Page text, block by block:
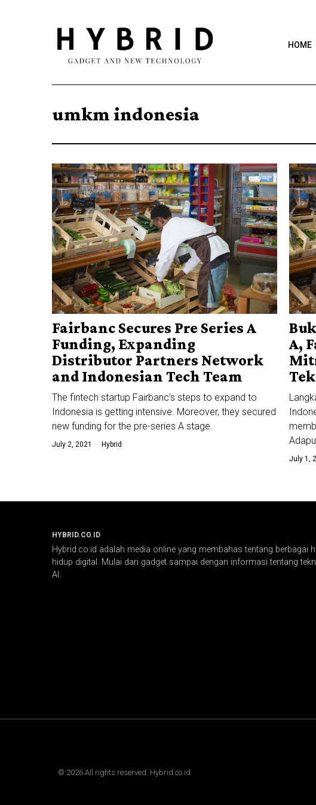
HOME
umkm indonesia
Fairbanc Secures Pre Series A
Funding, Expanding
Distributor Partners Network
and Indonesian Tech Team
The fintech startup Fairbanc’s steps to expand to
Indonesia is getting intensive. Moreover, they secured
new funding for the pre-series A stage.
July 2, 2021 Hybrid
A,
July 1,
HYBRID.CO.ID
Hybrid.co.id adalah media online yang membahas tentang berbagai
hidup digital. Mulai dari gadget sampai dengan informasi tentang
AI.
© 2026 All rights reserved. Hybrid.co.id